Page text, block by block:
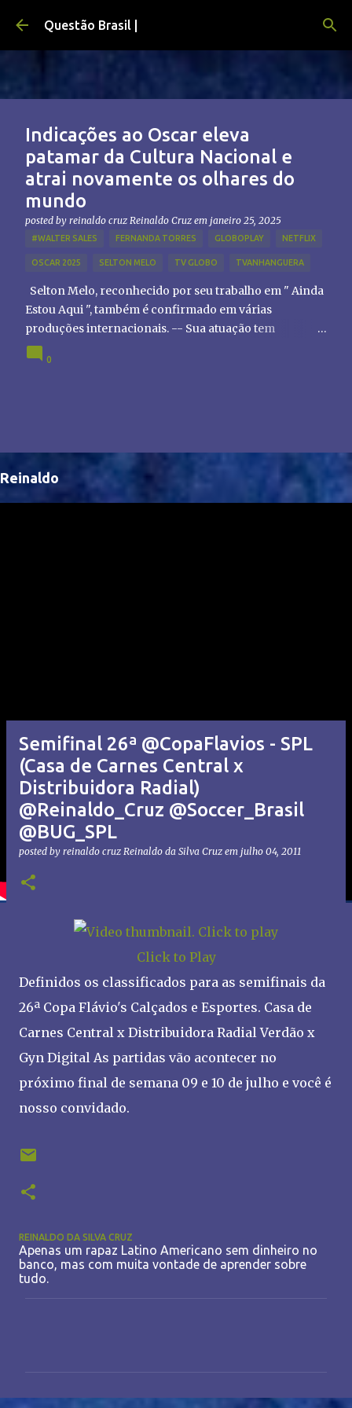
Pular para o conteúdo principal
Questão Brasil |
Indicações ao Oscar eleva
patamar da Cultura Nacional e
atrai novamente os olhares do
mundo
posted by reinaldo cruz Reinaldo Cruz em janeiro 25, 2025
#WALTER SALES FERNANDA TORRES GLOBOPLAY NETFLIX
OSCAR 2025 SELTON MELO TV GLOBO TVANHANGUERA
Selton Melo, reconhecido por seu trabalho em " Ainda
Estou Aqui ", também é confirmado em várias
produções internacionais. -- Sua atuação tem
chamado atenção de diretores e produtores fora do
Brasil, abrindo portas para novas oportunidades no
0
Reinaldo
Semifinal 26ª @CopaFlavios - SPL
(Casa de Carnes Central x
Distribuidora Radial)
@Reinaldo_Cruz @Soccer_Brasil
@BUG_SPL
posted by reinaldo cruz Reinaldo da Silva Cruz em julho 04, 2011
Click to Play
Definidos os classificados para as semifinais da
26ª Copa Flávio's Calçados e Esportes. Casa de
Carnes Central x Distribuidora Radial Verdão x
Gyn Digital As partidas vão acontecer no
próximo final de semana 09 e 10 de julho e você é
nosso convidado.
REINALDO DA SILVA CRUZ
Apenas um rapaz Latino Americano sem dinheiro no
banco, mas com muita vontade de aprender sobre
tudo.